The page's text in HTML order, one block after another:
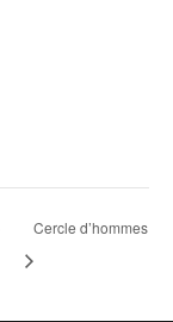
Cercle d’hommes